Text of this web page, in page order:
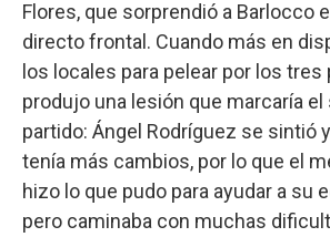
Flores, que sorprendió a Barlocco
directo frontal. Cuando más en
los locales para pelear por los tres
produjo una lesión que marcaría el
partido: Ángel Rodríguez se sintió
tenía más cambios, por lo que el
hizo lo que pudo para ayudar a su
pero caminaba con muchas